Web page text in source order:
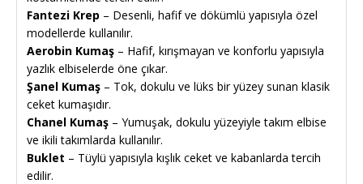
Fantezi Krep – Desenli, hafif ve dökümlü yapısıyla özel
modellerde kullanılır.
Aerobin Kumaş – Hafif, kırışmayan ve konforlu yapısıyla
yazlık elbiselerde öne çıkar.
Şanel Kumaş – Tok, dokulu ve lüks bir yüzey sunan klasik
ceket kumaşıdır.
Chanel Kumaş – Yumuşak, dokulu yüzeyiyle takım elbise
ve ikili takımlarda kullanılır.
Buklet – Tüylü yapısıyla kışlık ceket ve kabanlarda tercih
edilir.